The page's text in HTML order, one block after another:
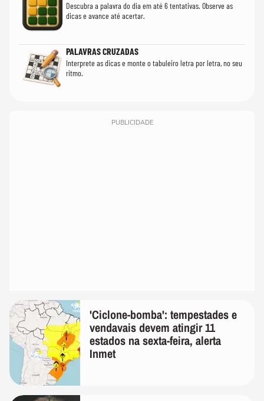
Descubra a palavra do dia em até 6 tentativas. Observe as
dicas e avance até acertar.
PALAVRAS CRUZADAS
Interprete as dicas e monte o tabuleiro letra por letra, no seu
ritmo.
PUBLICIDADE
'Ciclone-bomba': tempestades e
vendavais devem atingir 11
estados na sexta-feira, alerta
Inmet